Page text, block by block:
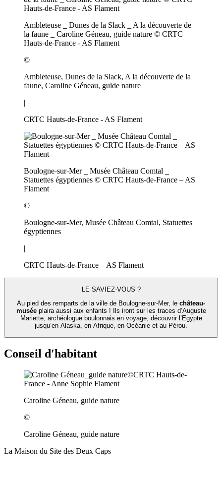
Ambleteuse _ Dunes de la Slack _ A la découverte de
la faune _ Caroline Géneau, guide nature © CRTC
Hauts-de-France - AS Flament
©
Ambleteuse, Dunes de la Slack, A la découverte de la
faune, Caroline Géneau, guide nature
|
CRTC Hauts-de-France - AS Flament
Boulogne-sur-Mer _ Musée Château Comtal _
Statuettes égyptiennes © CRTC Hauts-de-France – AS
Flament
©
Boulogne-sur-Mer, Musée Château Comtal, Statuettes
égyptiennes
|
CRTC Hauts-de-France – AS Flament
LE SAVIEZ-VOUS ?
Au pied des remparts de la ville de Boulogne-sur-Mer, le château-
muséeplaira aussi aux enfants ! Ils iront sur les traces d’Auguste
Mariette, archéologue boulonnais en voyage, découvrir l’Egypte
jusqu’en Alaska, en Afrique, en Océanie et au Pérou.
Conseil d'habitant
Caroline Géneau, guide nature
©
Caroline Géneau, guide nature
La Maison du Site des Deux Caps